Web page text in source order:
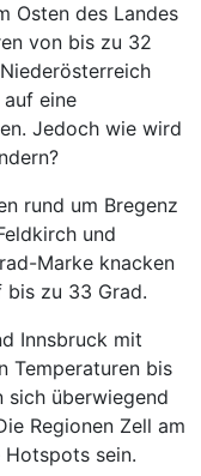
Osten des Landes
von bis zu 32
eine
Jedoch wie wird
rund um Bregenz
und
Marke knacken
bis zu 33 Grad.
Innsbruck mit
Temperaturen bis
sich überwiegend
Regionen Zell am
sein.